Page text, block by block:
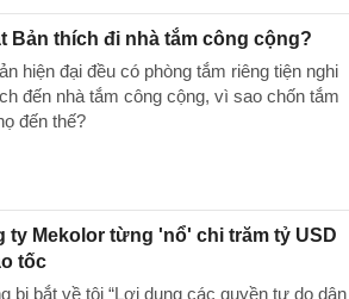
Bản thích đi nhà tắm công cộng?
hiện đại đều có phòng tắm riêng tiện nghi
đến nhà tắm công cộng, vì sao chốn tắm
đến thế?
ty Mekolor từng 'nổ' chi trăm tỷ USD
tốc
bị bắt về tội “Lợi dụng các quyền tự do dân